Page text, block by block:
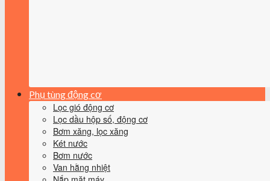
Phụ tùng động cơ
Lọc gió động cơ
Lọc dầu hộp số, động cơ
Bơm xăng, lọc xăng
Két nước
Bơm nước
Van hằng nhiệt